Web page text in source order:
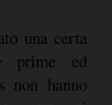
una certa
prime ed
non hanno